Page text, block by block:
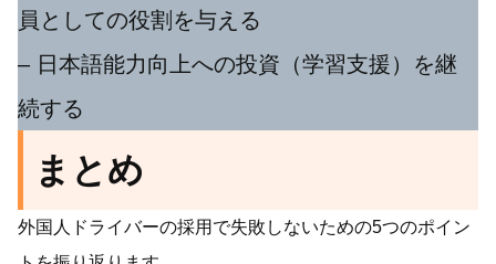
員としての役割を与える
– 日本語能力向上への投資（学習支援）を継
続する
まとめ
外国人ドライバーの採用で失敗しないための5つのポイン